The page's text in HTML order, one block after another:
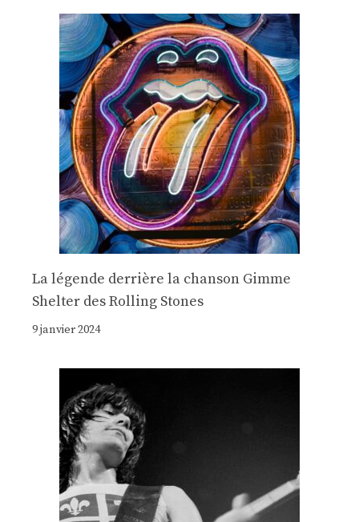
La légende derrière la chanson Gimme
Shelter des Rolling Stones
9 janvier 2024